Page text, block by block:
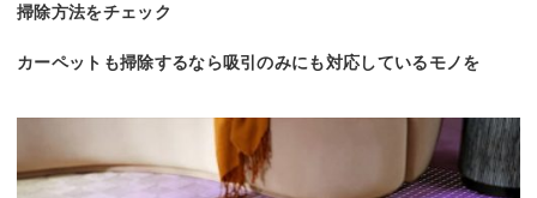
掃除方法をチェック
カーペットも掃除するなら吸引のみにも対応しているモノを